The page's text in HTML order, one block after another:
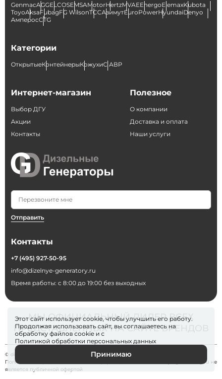
GenmacAGGELCOSEMSAMotorHertzMVAEEnergoElemaxKubota
ToyoAksaFubagFG WilsonТССАзимутEuroPowerHyundaiDenyo
АмперосCTG
Категории
ОткрытыеКонтейнерыКожухиС АВР
Интернет-магазин
Выбор ДГУ
Акции
Контакты
Отправить
Полезное
О компании
Доставка и оплата
Наши услуги
Контакты
+7 (495) 927-50-95
info@dizelnye-generatory.ru
Время работы: с 8:00 до 19:00 без выходных
МЫ ОФИЦИАЛЬНЫЙ ДИЛЕР ВСЕХ
ПРЕДСТАВЛЕННЫХ НА САЙТЕ БРЕНДОВ
© dizelnye-generatory 2026
Политика конфиденциальности
. Информация на сайте dizelnye-generatory.ru не
является публичной офертой
Этот сайт использует cookie, чтобы улучшить его работу.
Продолжая использовать сайт, вы соглашаетесь на
обработку файлов cookie и с
Политикой обработки персональных данных
Принимаю